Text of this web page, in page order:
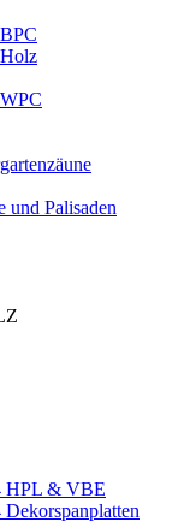
Holz
und Palisaden
HPL & VBE